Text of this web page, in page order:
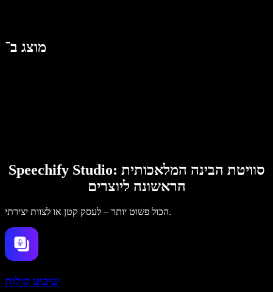
מוצג ב־
Speechify Studio: סוויטת הבינה המלאכותית
הראשונה ליוצרים
הכול פשוט יותר – לעסק קטן או לצוות יצירתי.
שיבוט קולות